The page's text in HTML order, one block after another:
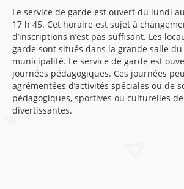
Le service de garde est ouvert du lundi
17 h 45. Cet horaire est sujet à
d’inscriptions n’est pas suffisant. Les
garde sont situés dans la grande salle du
municipalité. Le service de garde est
journées pédagogiques. Ces journées
agrémentées d’activités spéciales ou de
pédagogiques, sportives ou culturelles
divertissantes.